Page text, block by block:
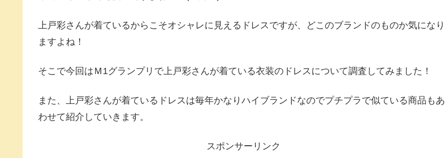
上戸彩さんが着ているからこそオシャレに見えるドレスですが、どこのブランドのものか気になり
ますよね！
そこで今回はＭ1グランプリで上戸彩さんが着ている衣装のドレスについて調査してみました！
また、上戸彩さんが着ているドレスは毎年かなりハイブランドなのでプチプラで似ている商品もあ
わせて紹介していきます。
スポンサーリンク